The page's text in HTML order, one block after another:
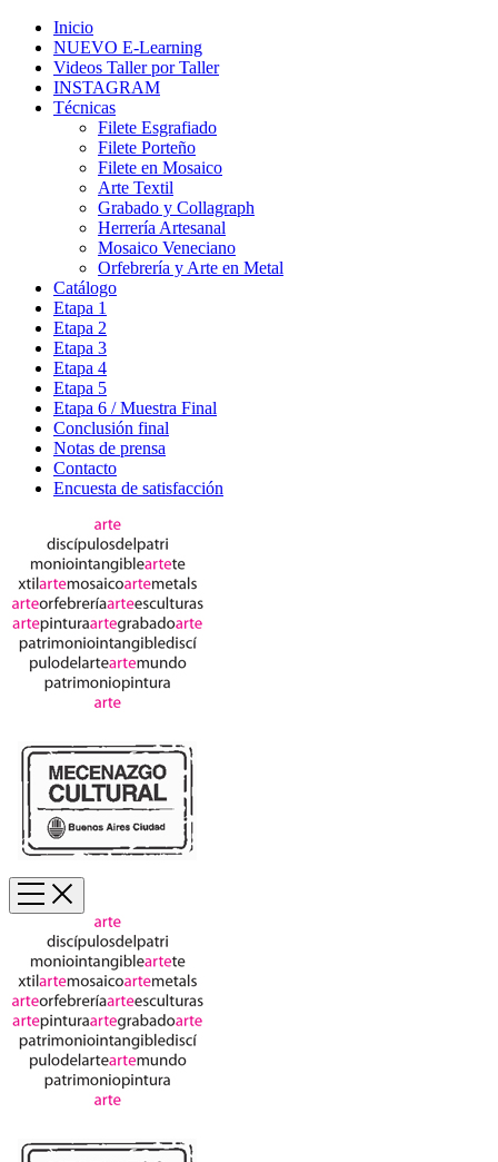
Inicio
NUEVO E-Learning
Videos Taller por Taller
INSTAGRAM
Técnicas
Filete Esgrafiado
Filete Porteño
Filete en Mosaico
Arte Textil
Grabado y Collagraph
Herrería Artesanal
Mosaico Veneciano
Orfebrería y Arte en Metal
Catálogo
Etapa 1
Etapa 2
Etapa 3
Etapa 4
Etapa 5
Etapa 6 / Muestra Final
Conclusión final
Notas de prensa
Contacto
Encuesta de satisfacción